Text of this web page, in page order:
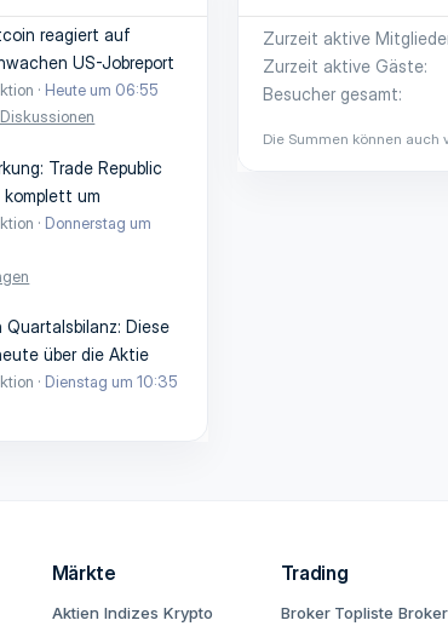
reagiert auf
US-Jobreport
Heute um 06:55
Trade Republic
komplett um
Donnerstag um
Quartalsbilanz: Diese
über die Aktie
Dienstag um 10:35
Zurzeit aktive
Zurzeit aktive Gäste
Besucher gesamt
Die Summen können auch
Märkte
Aktien Indizes Krypto
Trading
Broker Topliste Broker